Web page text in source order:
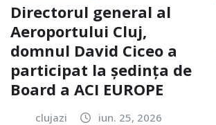
Directorul general al
Aeroportului Cluj,
domnul David Ciceo a
participat la ședința de
Board a ACI EUROPE
clujazi iun. 25, 2026